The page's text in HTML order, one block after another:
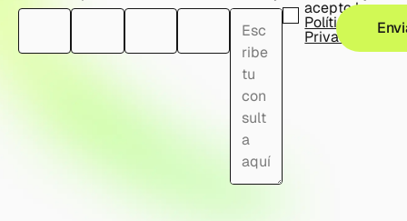
acepto la
Política de
Privacidad